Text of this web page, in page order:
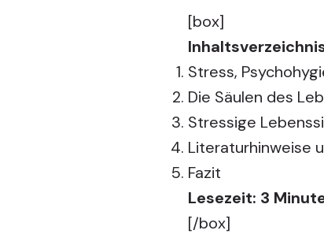
[box]
Stress,
Die Säulen des
Stressige
Literaturhinweise
Fazit
Lesezeit: 3
[/box]